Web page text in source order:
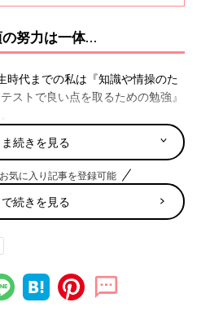
マダム日記】
努力は一体…
代までの私は『知識や情操のた
ストで良い点を取るための勉強』
っていなかった中学社会・日本史
作ろう鎌倉幕府くらいしかな
1185年作ろう（いい箱作ろう）
て本当に意味が無い。意味が無さ
永年私財法くらいしか覚えてな
う。高１くらいで車にでも轢かれ
続きを見る
気に入り記事を登録可能
続きを見る